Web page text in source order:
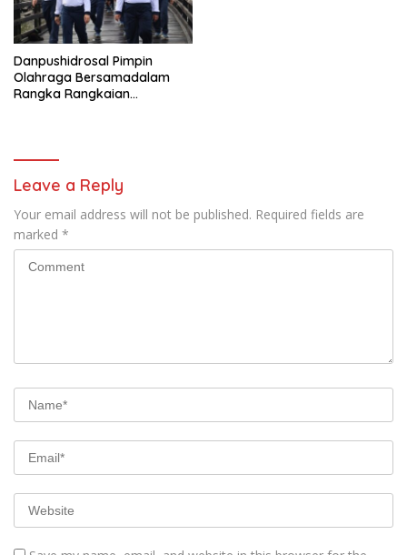
Danpushidrosal Pimpin
Olahraga Bersamadalam
Rangka Rangkaian
Leave a Reply
Your email address will not be published. Required fields are
marked *